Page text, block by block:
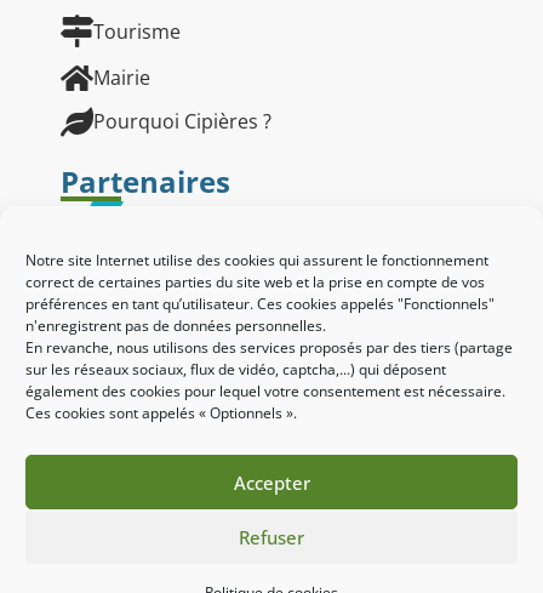
Notre site Internet utilise des cookies qui assurent le fonctionnement
correct de certaines parties du site web et la prise en compte de vos
préférences en tant qu’utilisateur. Ces cookies appelés "Fonctionnels"
n'enregistrent pas de données personnelles.
En revanche, nous utilisons des services proposés par des tiers (partage
sur les réseaux sociaux, flux de vidéo, captcha,...) qui déposent
également des cookies pour lequel votre consentement est nécessaire.
Ces cookies sont appelés « Optionnels ».
Accepter
Refuser
Tourisme
Mairie
Pourquoi Cipières ?
Partenaires